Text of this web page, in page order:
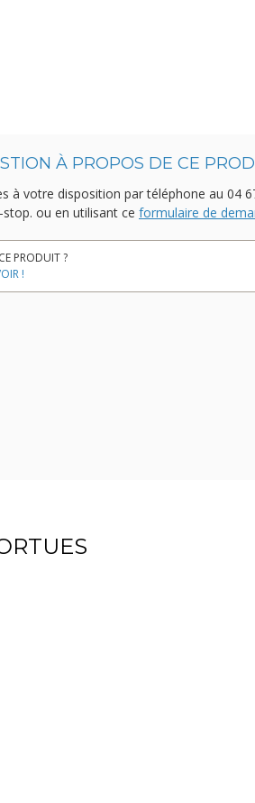
À PROPOS DE CE
à votre disposition par téléphone au 04
ou en utilisant ce formulaire de
PRODUIT ?
!